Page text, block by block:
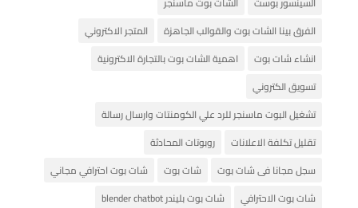
الفرق بينا الشات بوت والقوالب الجاهزة
المتجر الاكتروني
انشاء شات بوت
اهمية الشات بوت بالتجارة الاكترونية
تسويق الكتروني
تشغيل البوت ماسنجر للرد علي الكومنتات وارسال رسالة
تقليل تكلفة الاعلانات
روبوتات المحادثة
سجل مجانا فى شات بوت
شات بوت
شات بوت احترافي مجاني
شات بوت الاحترافي
شات بوت بليندر blender chatbot